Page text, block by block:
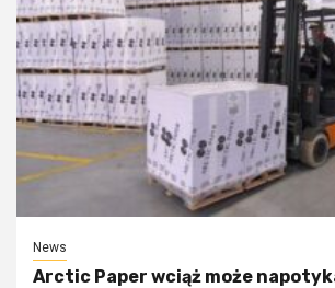
News
Arctic Paper wciąż może